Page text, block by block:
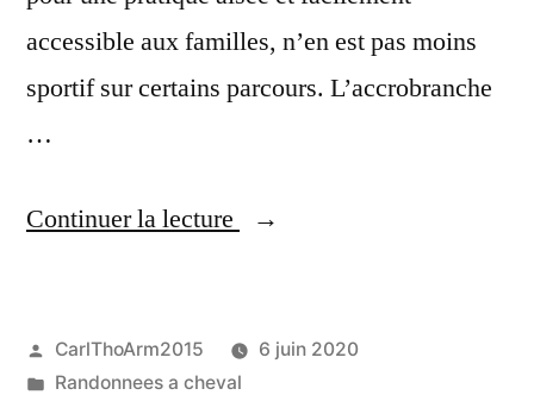
accessible aux familles, n’en est pas moins
sportif sur certains parcours. L’accrobranche
…
Continuer la lecture
« Parc
valdoniellu »
Publié
par
CarlThoArm2015
6 juin 2020
Publié
Randonnees a cheval